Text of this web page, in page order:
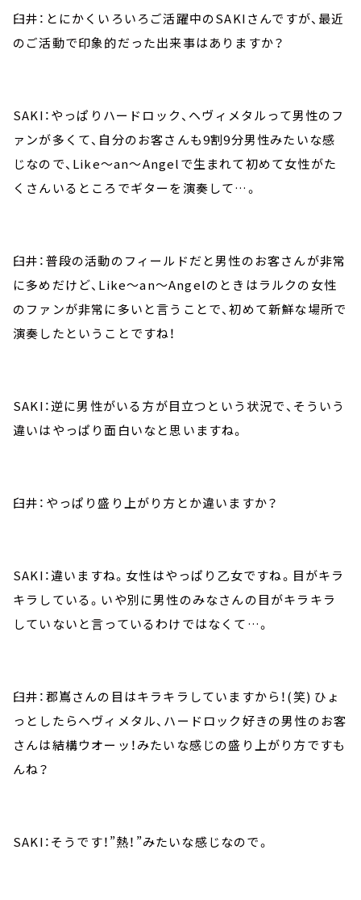
臼井：とにかくいろいろご活躍中のSAKIさんですが、最近
のご活動で印象的だった出来事はありますか？
SAKI：やっぱりハードロック、ヘヴィメタルって男性のフ
ァンが多くて、自分のお客さんも9割9分男性みたいな感
じなので、Like～an～Angelで生まれて初めて女性がた
くさんいるところでギターを演奏して…。
臼井：普段の活動のフィールドだと男性のお客さんが非常
に多めだけど、Like～an～Angelのときはラルクの女性
のファンが非常に多いと言うことで、初めて新鮮な場所で
演奏したということですね！
SAKI：逆に男性がいる方が目立つという状況で、そういう
違いはやっぱり面白いなと思いますね。
臼井：やっぱり盛り上がり方とか違いますか？
SAKI：違いますね。女性はやっぱり乙女ですね。目がキラ
キラしている。いや別に男性のみなさんの目がキラキラ
していないと言っているわけではなくて…。
臼井：郡嶌さんの目はキラキラしていますから！(笑) ひょ
っとしたらヘヴィメタル、ハードロック好きの男性のお客
さんは結構ウオーッ！みたいな感じの盛り上がり方ですも
んね？
SAKI：そうです！”熱！”みたいな感じなので。